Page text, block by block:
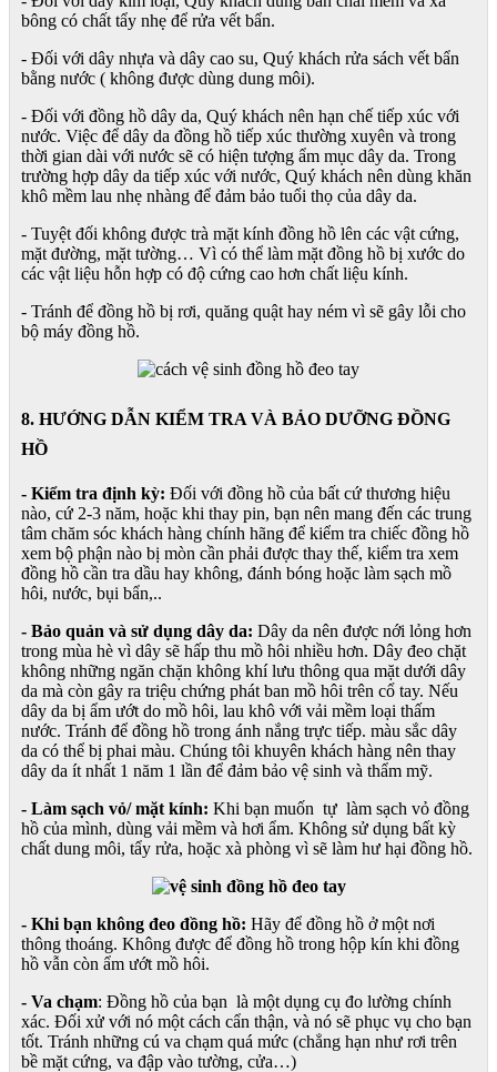
bông có chất tẩy nhẹ để rửa vết bẩn.
- Đối với dây nhựa và dây cao su, Quý khách rửa sách vết bẩn
bằng nước ( không được dùng dung môi).
- Đối với đồng hồ dây da, Quý khách nên hạn chế tiếp xúc với
nước. Việc để dây da đồng hồ tiếp xúc thường xuyên và trong
thời gian dài với nước sẽ có hiện tượng ẩm mục dây da. Trong
trường hợp dây da tiếp xúc với nước, Quý khách nên dùng khăn
khô mềm lau nhẹ nhàng để đảm bảo tuổi thọ của dây da.
- Tuyệt đối không được trà mặt kính đồng hồ lên các vật cứng,
mặt đường, mặt tường… Vì có thể làm mặt đồng hồ bị xước do
các vật liệu hỗn hợp có độ cứng cao hơn chất liệu kính.
- Tránh để đồng hồ bị rơi, quăng quật hay ném vì sẽ gây lỗi cho
bộ máy đồng hồ.
8. HƯỚNG DẪN KIỂM TRA VÀ BẢO DƯỠNG ĐỒNG
HỒ
- Kiểm tra định kỳ: Đối với đồng hồ của bất cứ thương hiệu
nào, cứ 2-3 năm, hoặc khi thay pin, bạn nên mang đến các trung
tâm chăm sóc khách hàng chính hãng để kiểm tra chiếc đồng hồ
xem bộ phận nào bị mòn cần phải được thay thế, kiểm tra xem
đồng hồ cần tra dầu hay không, đánh bóng hoặc làm sạch mồ
hôi, nước, bụi bẩn,..
- Bảo quản và sử dụng dây da: Dây da nên được nới lỏng hơn
trong mùa hè vì dây sẽ hấp thu mồ hôi nhiều hơn. Dây đeo chặt
không những ngăn chặn không khí lưu thông qua mặt dưới dây
da mà còn gây ra triệu chứng phát ban mồ hôi trên cổ tay. Nếu
dây da bị ẩm ướt do mồ hôi, lau khô với vải mềm loại thấm
nước. Tránh để đồng hồ trong ánh nắng trực tiếp. màu sắc dây
da có thể bị phai màu. Chúng tôi khuyên khách hàng nên thay
dây da ít nhất 1 năm 1 lần để đảm bảo vệ sinh và thẩm mỹ.
- Làm sạch vỏ/ mặt kính: Khi bạn muốn tự làm sạch vỏ đồng
hồ của mình, dùng vải mềm và hơi ẩm. Không sử dụng bất kỳ
chất dung môi, tẩy rửa, hoặc xà phòng vì sẽ làm hư hại đồng hồ.
- Khi bạn không đeo đồng hồ: Hãy để đồng hồ ở một nơi
thông thoáng. Không được để đồng hồ trong hộp kín khi đồng
hồ vẫn còn ẩm ướt mồ hôi.
- Va chạm: Đồng hồ của bạn là một dụng cụ đo lường chính
xác. Đối xử với nó một cách cẩn thận, và nó sẽ phục vụ cho bạn
tốt. Tránh những cú va chạm quá mức (chẳng hạn như rơi trên
bề mặt cứng, va đập vào tường, cửa…)